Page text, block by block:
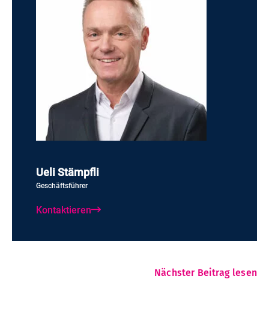
Ueli Stämpfli
Geschäftsführer
Kontaktieren
Nächster Beitrag lesen